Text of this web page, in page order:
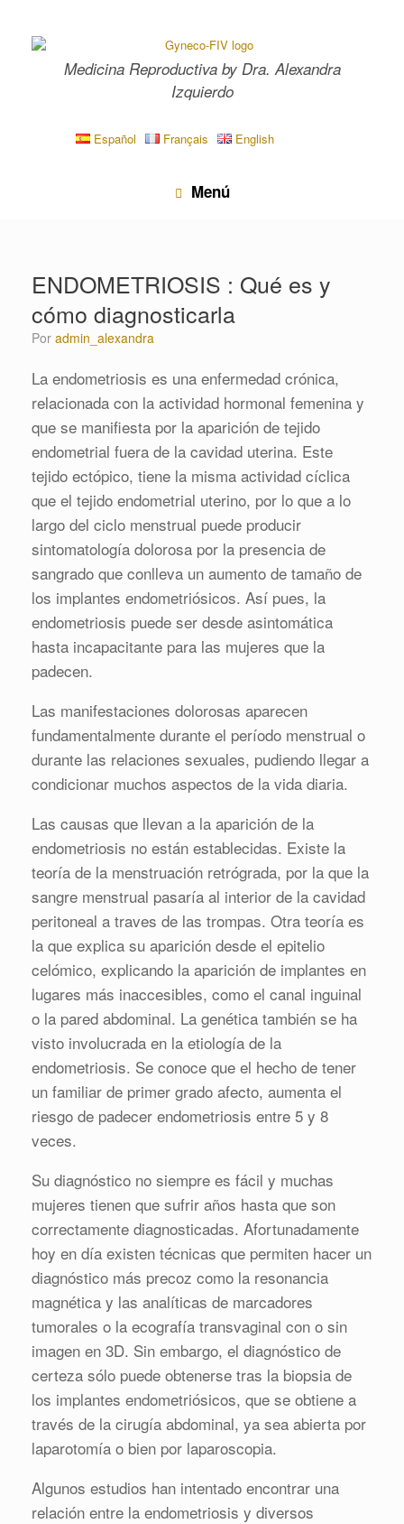
contenido
Medicina Reproductiva by Dra. Alexandra
Izquierdo
Español Français English
Menú
ENDOMETRIOSIS : Qué es y
cómo diagnosticarla
por admin_alexandra
La endometriosis es una enfermedad crónica,
relacionada con la actividad hormonal femenina y
que se manifiesta por la aparición de tejido
endometrial fuera de la cavidad uterina. Este
tejido ectópico, tiene la misma actividad cíclica
que el tejido endometrial uterino, por lo que a lo
largo del ciclo menstrual puede producir
sintomatología dolorosa por la presencia de
sangrado que conlleva un aumento de tamaño de
los implantes endometriósicos. Así pues, la
endometriosis puede ser desde asintomática
hasta incapacitante para las mujeres que la
padecen.
Las manifestaciones dolorosas aparecen
fundamentalmente durante el período menstrual o
durante las relaciones sexuales, pudiendo llegar a
condicionar muchos aspectos de la vida diaria.
Las causas que llevan a la aparición de la
endometriosis no están establecidas. Existe la
teoría de la menstruación retrógrada, por la que la
sangre menstrual pasaría al interior de la cavidad
peritoneal a traves de las trompas. Otra teoría es
la que explica su aparición desde el epitelio
celómico, explicando la aparición de implantes en
lugares más inaccesibles, como el canal inguinal
o la pared abdominal. La genética también se ha
visto involucrada en la etiología de la
endometriosis. Se conoce que el hecho de tener
un familiar de primer grado afecto, aumenta el
riesgo de padecer endometriosis entre 5 y 8
veces.
Su diagnóstico no siempre es fácil y muchas
mujeres tienen que sufrir años hasta que son
correctamente diagnosticadas. Afortunadamente
hoy en día existen técnicas que permiten hacer un
diagnóstico más precoz como la resonancia
magnética y las analíticas de marcadores
tumorales o la ecografía transvaginal con o sin
imagen en 3D. Sin embargo, el diagnóstico de
certeza sólo puede obtenerse tras la biopsia de
los implantes endometriósicos, que se obtiene a
través de la cirugía abdominal, ya sea abierta por
laparotomía o bien por laparoscopia.
Algunos estudios han intentado encontrar una
relación entre la endometriosis y diversos